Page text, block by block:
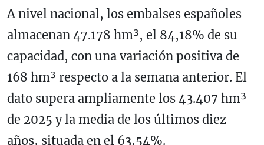
A nivel nacional, los embalses españoles
almacenan 47.178 hm³, el 84,18% de su
capacidad, con una variación positiva de
168 hm³ respecto a la semana anterior. El
dato supera ampliamente los 43.407 hm³
de 2025 y la media de los últimos diez
años, situada en el 63,54%.